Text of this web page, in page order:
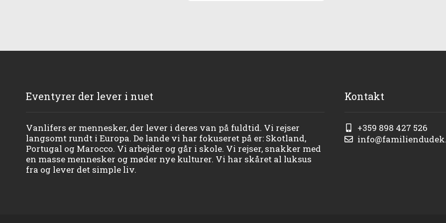
Eventyrer der lever i nuet
Vanlifers er mennesker, der lever i deres van på fuldtid. Vi rejser
langsomt rundt i Europa. De lande vi har fokuseret på er: Skotland,
Portugal og Marocco. Vi arbejder og går i skole. Vi rejser, snakker med
en masse mennesker og møder nye kulturer. Vi har skåret al luksus
fra og lever det simple liv.
Kontakt
+359 898 427 526